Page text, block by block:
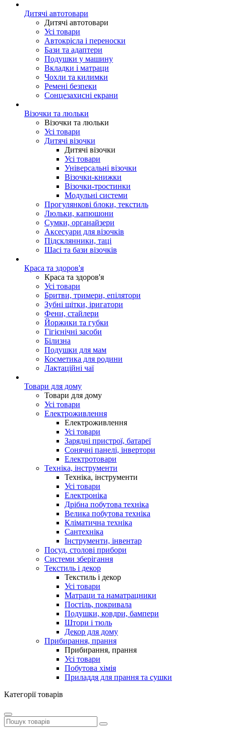
Дитячі автотовари
Дитячі автотовари
Усі товари
Автокрісла і переноски
Бази та адаптери
Подушки у машину
Вкладки і матраци
Чохли та килимки
Ремені безпеки
Сонцезахисні екрани
Візочки та люльки
Візочки та люльки
Усі товари
Дитячі візочки
Дитячі візочки
Усі товари
Універсальні візочки
Візочки-книжки
Візочки-тростинки
Модульні системи
Прогулянкові блоки, текстиль
Люльки, капюшони
Сумки, органайзери
Аксесуари для візочків
Підсклянники, таці
Шасі та бази візочків
Краса та здоров'я
Краса та здоров'я
Усі товари
Бритви, тримери, епілятори
Зубні щітки, іригатори
Фени, стайлери
Йоржики та губки
Гігієнічні засоби
Білизна
Подушки для мам
Косметика для родини
Лактаційні чаї
Товари для дому
Товари для дому
Усі товари
Електроживлення
Електроживлення
Усі товари
Зарядні пристрої, батареї
Сонячні панелі, інвертори
Електротовари
Техніка, інструменти
Техніка, інструменти
Усі товари
Електроніка
Дрібна побутова техніка
Велика побутова техніка
Кліматична техніка
Сантехніка
Інструменти, інвентар
Посуд, столові прибори
Системи зберігання
Текстиль і декор
Текстиль і декор
Усі товари
Матраци та наматрацники
Постіль, покривала
Подушки, ковдри, бампери
Штори і тюль
Декор для дому
Прибирання, прання
Прибирання, прання
Усі товари
Побутова хімія
Приладдя для прання та сушки
Категорії товарів